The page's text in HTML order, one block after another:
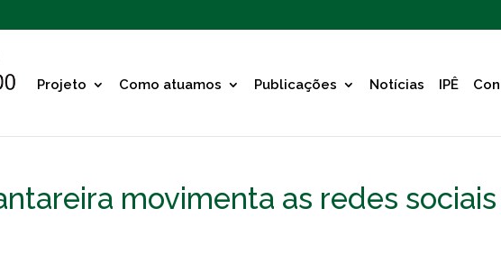
Projeto Como atuamos Publicações Notícias IPÊ
movimenta as redes sociais